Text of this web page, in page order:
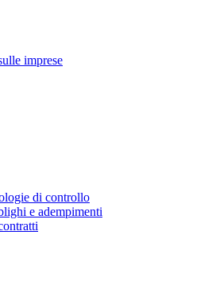
imprese
di controllo
e adempimenti